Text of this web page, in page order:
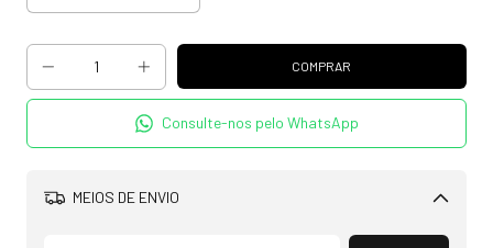
Consulte-nos pelo WhatsApp
MEIOS DE ENVIO
Alterar CEP